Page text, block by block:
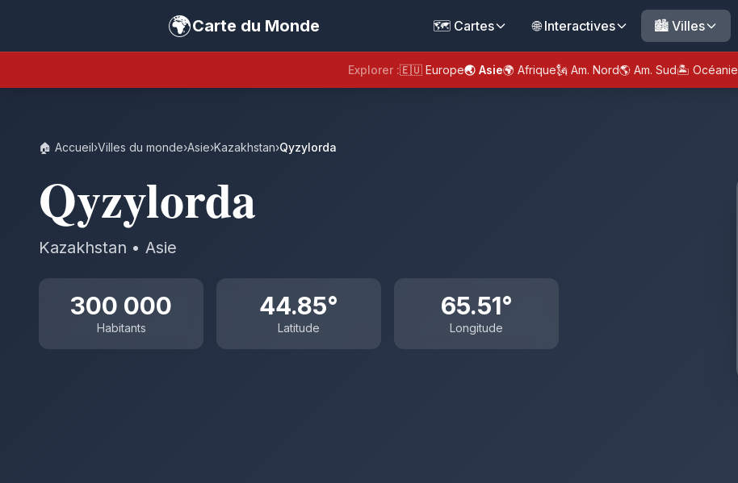
🌍Carte du Monde 🗺️ Cartes 🌐 Interactives 🏙️ Villes
Explorer :🇪🇺 Europe🌏 Asie🌍 Afrique🗽 Am. Nord🌎 Am. Sud🏝️ Océanie
🏠 Accueil›Villes du monde›Asie›Kazakhstan›Qyzylorda
Qyzylorda
Kazakhstan • Asie
300 000
Habitants
44.85°
Latitude
65.51°
Longitude